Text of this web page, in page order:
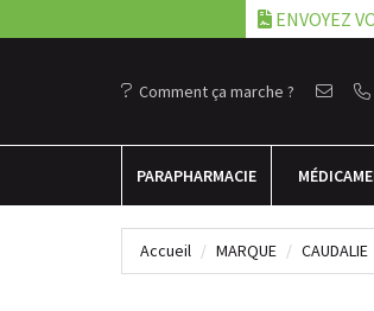
ENVOYEZ
Comment ça marche ?
PARAPHARMACIE
Accueil MARQUE CAUDALIE